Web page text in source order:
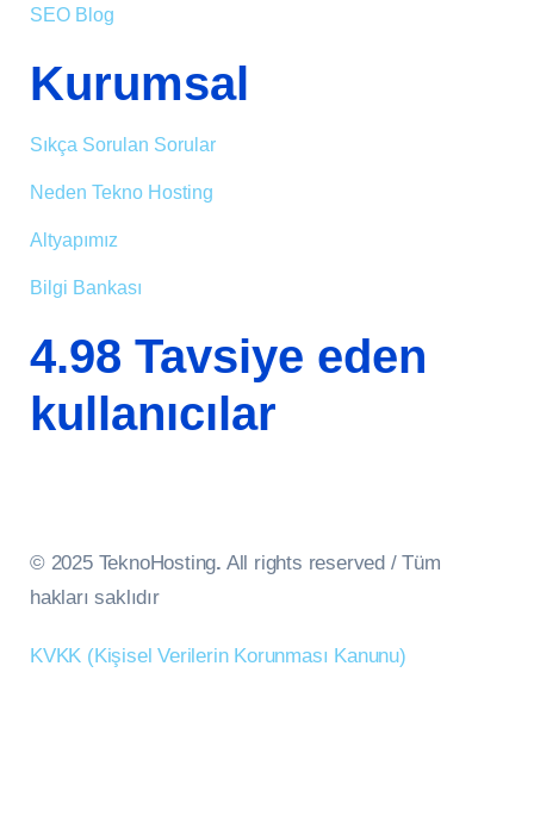
SEO Blog
Kurumsal
Sıkça Sorulan Sorular
Neden Tekno Hosting
Altyapımız
Bilgi Bankası
4.98 Tavsiye eden
kullanıcılar
© 2025 TeknoHosting. All rights reserved / Tüm
hakları saklıdır
KVKK (Kişisel Verilerin Korunması Kanunu)